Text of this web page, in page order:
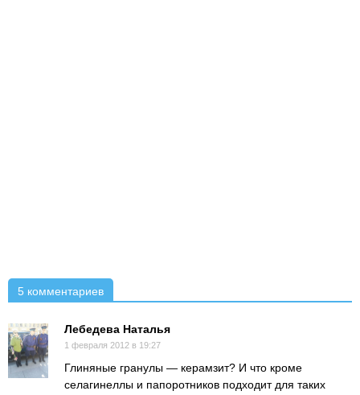
5 комментариев
Лебедева Наталья
1 февраля 2012 в 19:27
Глиняные гранулы — керамзит? И что кроме
селагинеллы и папоротников подходит для таких